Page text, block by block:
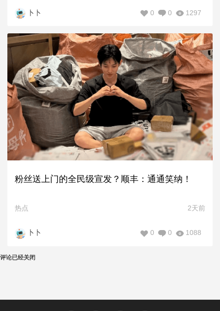
卜卜 1297
0
0
粉丝送上门的全民级宣发？顺丰：通通笑纳！
热点 2天前
卜卜 1088
0
0
评论已经关闭